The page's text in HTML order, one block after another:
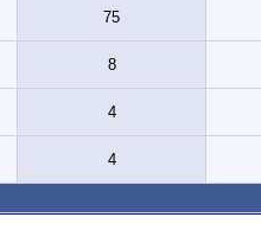
75
8
4
4